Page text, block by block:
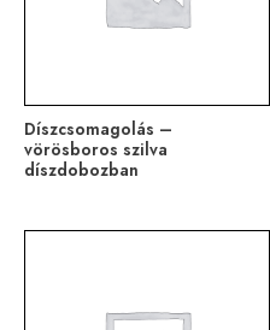
Díszcsomagolás –
vörösboros szilva
díszdobozban